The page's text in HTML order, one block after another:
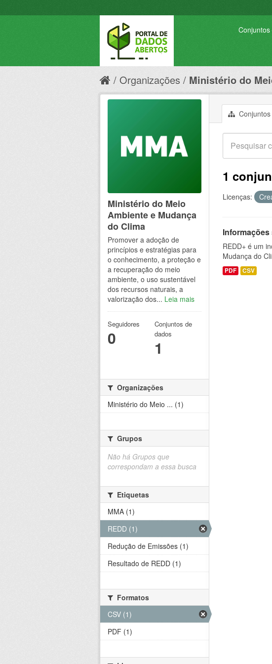
Organizações Ministério do
1
Licenças:
REDD+ é um
Mudança do
PDF CSV
Ministério do Meio
Ambiente e Mudança
do Clima
Promover a adoção de
princípios e estratégias para
o conhecimento, a proteção e
a recuperação do meio
ambiente, o uso sustentável
dos recursos naturais, a
valorização dos... Leia mais
Seguidores
0
Conjuntos de
dados
1
Organizações
Ministério do Meio ... (1)
Grupos
Não há Grupos que
correspondam a essa busca
Etiquetas
MMA (1)
REDD (1)
Redução de Emissões (1)
Resultado de REDD (1)
Formatos
CSV (1)
PDF (1)